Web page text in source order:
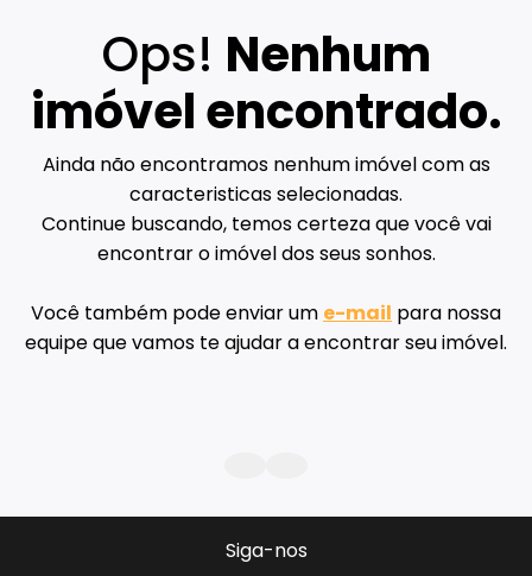
Ops! Nenhum
imóvel encontrado.
Ainda não encontramos nenhum imóvel com as
caracteristicas selecionadas.
Continue buscando, temos certeza que você vai
encontrar o imóvel dos seus sonhos.
Você também pode enviar um e-mail para nossa
equipe que vamos te ajudar a encontrar seu imóvel.
Siga-nos